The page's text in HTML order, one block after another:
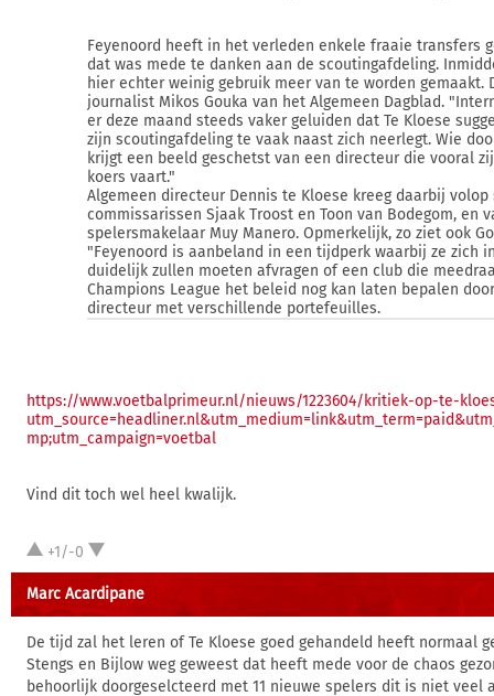
Feyenoord heeft in het verleden enkele fraaie transfers
dat was mede te danken aan de scoutingafdeling.
hier echter weinig gebruik meer van te worden gemaakt.
journalist Mikos Gouka van het Algemeen Dagblad.
er deze maand steeds vaker geluiden dat Te Kloese
zijn scoutingafdeling te vaak naast zich neerlegt. Wie
krijgt een beeld geschetst van een directeur die vooral
koers vaart."
Algemeen directeur Dennis te Kloese kreeg daarbij volop
commissarissen Sjaak Troost en Toon van Bodegom, en
spelersmakelaar Muy Manero. Opmerkelijk, zo ziet ook
"Feyenoord is aanbeland in een tijdperk waarbij ze zich
duidelijk zullen moeten afvragen of een club die
Champions League het beleid nog kan laten bepalen
directeur met verschillende portefeuilles.
https://www.voetbalprimeur.nl/nieuws/1223604/kritiek-op-te-
mp;utm_campaign=voetbal
Vind dit toch wel heel kwalijk.
+1/-0
Marc Acardipane
De tijd zal het leren of Te Kloese goed gehandeld heeft normaal
Stengs en Bijlow weg geweest dat heeft mede voor de chaos
behoorlijk doorgeselcteerd met 11 nieuwe spelers dit is niet veel